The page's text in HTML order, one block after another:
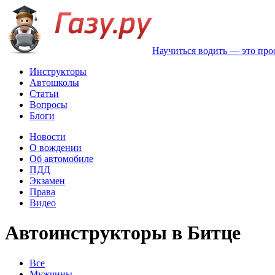
Научиться водить — это
Инструкторы
Автошколы
Статьи
Вопросы
Блоги
Новости
О вождении
Об автомобиле
ПДД
Экзамен
Права
Видео
Автоинструкторы в Битце
Все